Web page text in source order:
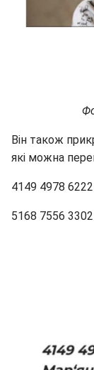
Він також
які можна
4149 4978
5168 7556